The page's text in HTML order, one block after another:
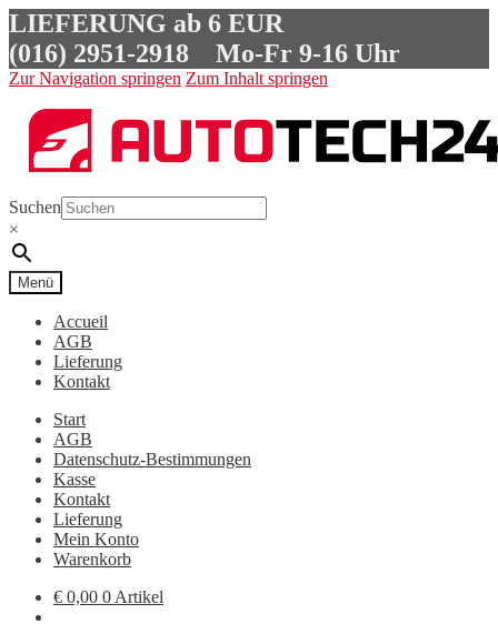
LIEFERUNG ab 6 EUR
(016) 2951-2918 Mo-Fr 9-16 Uhr
Zur Navigation springen Zum Inhalt springen
Suchen
×
Menü
Accueil
AGB
Lieferung
Kontakt
Start
AGB
Datenschutz-Bestimmungen
Kasse
Kontakt
Lieferung
Mein Konto
Warenkorb
€ 0,00 0 Artikel